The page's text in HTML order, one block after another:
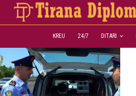
KREU 24/7 DITARI